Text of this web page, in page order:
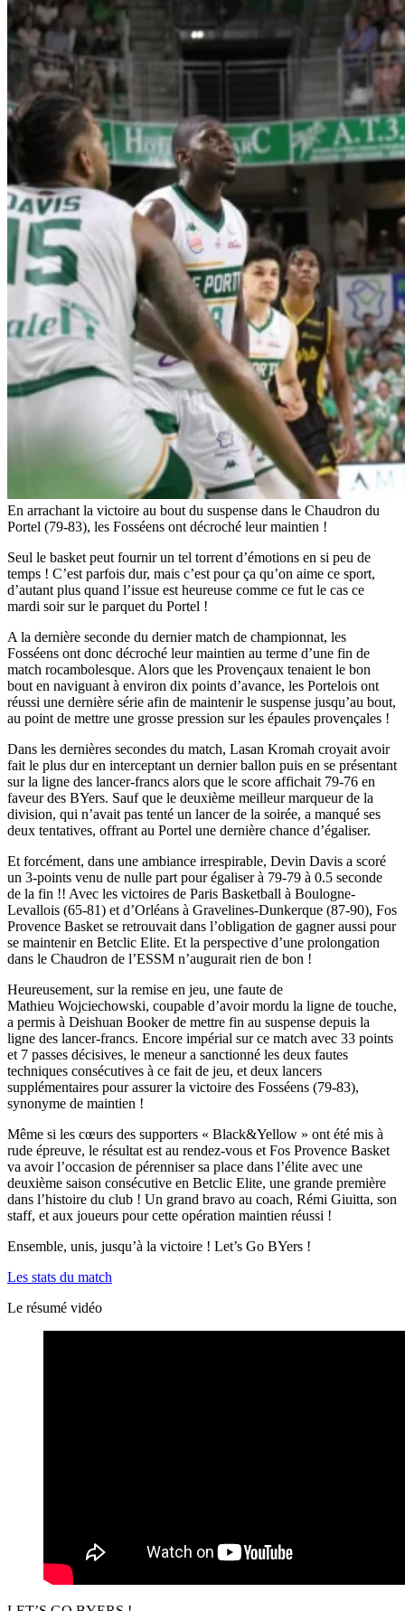
En arrachant la victoire au bout du suspense dans le Chaudron du
Portel (79-83), les Fosséens ont décroché leur maintien !
Seul le basket peut fournir un tel torrent d’émotions en si peu de
temps ! C’est parfois dur, mais c’est pour ça qu’on aime ce sport,
d’autant plus quand l’issue est heureuse comme ce fut le cas ce
mardi soir sur le parquet du Portel !
A la dernière seconde du dernier match de championnat, les
Fosséens ont donc décroché leur maintien au terme d’une fin de
match rocambolesque. Alors que les Provençaux tenaient le bon
bout en naviguant à environ dix points d’avance, les Portelois ont
réussi une dernière série afin de maintenir le suspense jusqu’au bout,
au point de mettre une grosse pression sur les épaules provençales !
Dans les dernières secondes du match, Lasan Kromah croyait avoir
fait le plus dur en interceptant un dernier ballon puis en se présentant
sur la ligne des lancer-francs alors que le score affichait 79-76 en
faveur des BYers. Sauf que le deuxième meilleur marqueur de la
division, qui n’avait pas tenté un lancer de la soirée, a manqué ses
deux tentatives, offrant au Portel une dernière chance d’égaliser.
Et forcément, dans une ambiance irrespirable, Devin Davis a scoré
un 3-points venu de nulle part pour égaliser à 79-79 à 0.5 seconde
de la fin !! Avec les victoires de Paris Basketball à Boulogne-
Levallois (65-81) et d’Orléans à Gravelines-Dunkerque (87-90), Fos
Provence Basket se retrouvait dans l’obligation de gagner aussi pour
se maintenir en Betclic Elite. Et la perspective d’une prolongation
dans le Chaudron de l’ESSM n’augurait rien de bon !
Heureusement, sur la remise en jeu, une faute de
Mathieu Wojciechowski, coupable d’avoir mordu la ligne de touche,
a permis à Deishuan Booker de mettre fin au suspense depuis la
ligne des lancer-francs. Encore impérial sur ce match avec 33 points
et 7 passes décisives, le meneur a sanctionné les deux fautes
techniques consécutives à ce fait de jeu, et deux lancers
supplémentaires pour assurer la victoire des Fosséens (79-83),
synonyme de maintien !
Même si les cœurs des supporters « Black&Yellow » ont été mis à
rude épreuve, le résultat est au rendez-vous et Fos Provence Basket
va avoir l’occasion de pérenniser sa place dans l’élite avec une
deuxième saison consécutive en Betclic Elite, une grande première
dans l’histoire du club ! Un grand bravo au coach, Rémi Giuitta, son
staff, et aux joueurs pour cette opération maintien réussi !
Ensemble, unis, jusqu’à la victoire ! Let’s Go BYers !
Les stats du match
Le résumé vidéo